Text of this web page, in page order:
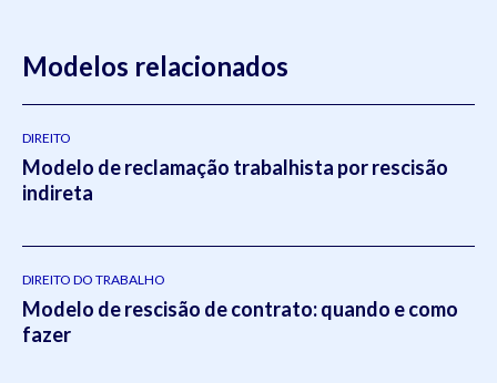
Modelos relacionados
DIREITO
Modelo de reclamação trabalhista por rescisão
indireta
DIREITO DO TRABALHO
Modelo de rescisão de contrato: quando e como
fazer